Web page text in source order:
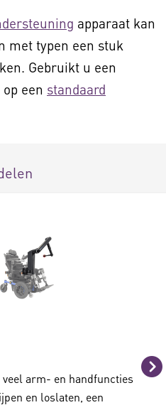
apparaat kan
met typen een stuk
Gebruikt u een
een standaard
arm- en handfuncties
en loslaten, een